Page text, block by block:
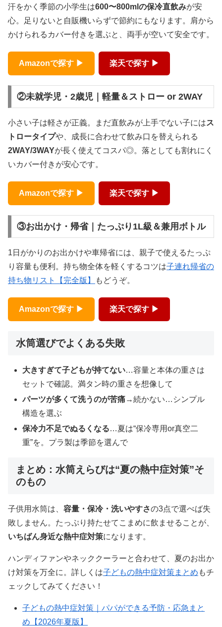
汗をかく季節の小学生は600〜800mlの保冷直飲みが安
心。足りないと自販機いらずで節約にもなります。肩から
かけられるカバー付きを選ぶと、両手が空いて安全です。
Amazonで探す ▶ 楽天で探す ▶
②未就学児・2歳児｜軽量＆ストロー or 2WAY
小さい子は軽さが正義。まだ直飲みが上手でない子にはス
トロータイプや、成長に合わせて飲み口を替えられる
2WAY/3WAYが長く使えてコスパ◎。落としても割れにく
いカバー付きが安心です。
Amazonで探す ▶ 楽天で探す ▶
③お出かけ・帰省｜たっぷり1L級＆兼用ボトル
1日がかりのお出かけや車帰省には、親子で使えるたっぷ
り容量も便利。持ち物全体を軽くするコツは子連れ帰省の
持ち物リスト【完全版】
もどうぞ。
Amazonで探す ▶ 楽天で探す ▶
水筒選びでよくある失敗
大きすぎて子どもが持てない…容量と本体の重さは
セットで確認。満タン時の重さを想像して
パーツが多くて洗うのが苦痛→続かない…シンプル
構造を選ぶ
保冷力不足でぬるくなる…夏は“保冷専用or真空二
重”を。プラ製は季節を選んで
まとめ：水筒えらびは“夏の熱中症対策”そ
のもの
子供用水筒は、 容量・保冷・洗いやすさの3点で選べば失
敗しません。たっぷり持たせてこまめに飲ませることが、
いちばん身近な熱中症対策になります。
ハンディファンやネッククーラーと合わせて、夏のお出か
け対策を万全に。詳しくは子どもの熱中症対策まとめ もチ
ェックしてみてください！
子どもの熱中症対策｜パパができる予防・応急まと
め【2026年夏版】